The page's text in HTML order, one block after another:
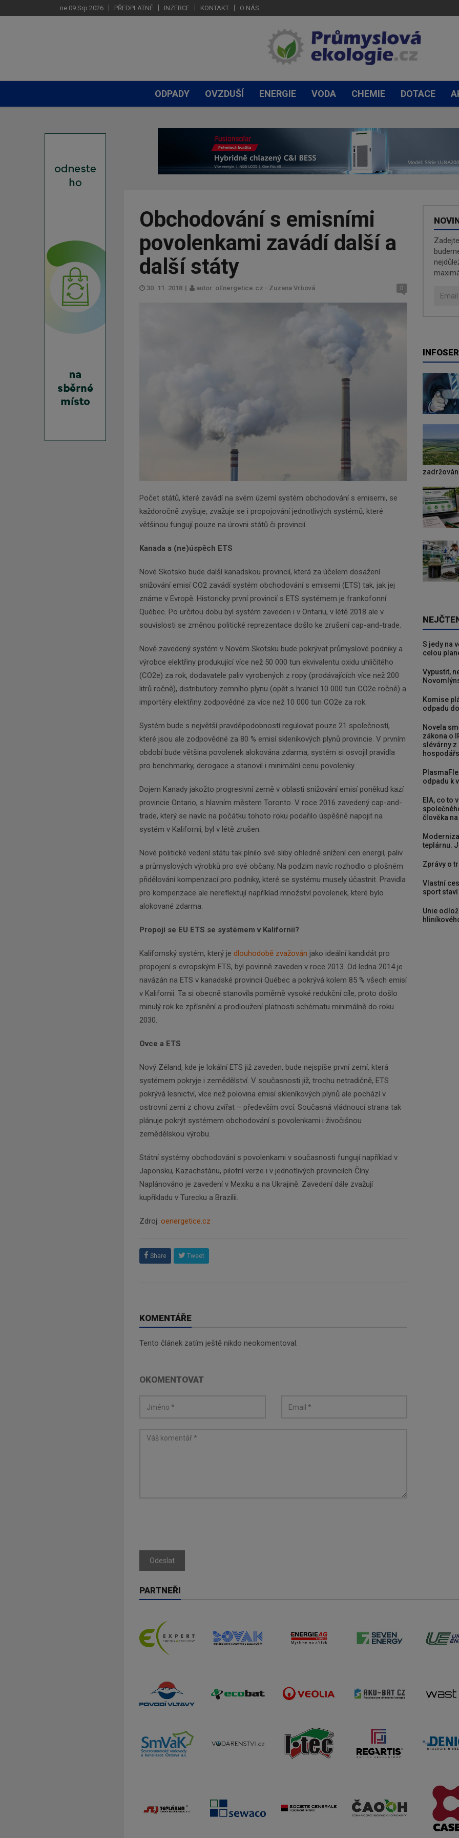
ne 09.Srp 2026 PŘEDPLATNÉ INZERCE KONTAKT O NÁS
ODPADY OVZDUŠÍ ENERGIE VODA CHEMIE DOTACE
Obchodování s emisními
povolenkami zavádí další a
další státy
30. 11. 2018 | autor: oEnergetice.cz - Zuzana Vrbová 0
Počet států, které zavádí na svém území systém obchodování s emisemi, se
každoročně zvyšuje, zvažuje se i propojování jednotlivých systémů, které
většinou fungují pouze na úrovni států či provincií.
Kanada a (ne)úspěch ETS
Nové Skotsko bude další kanadskou provincií, která za účelem dosažení
snižování emisí CO2 zavádí systém obchodování s emisemi (ETS) tak, jak jej
známe v Evropě. Historicky první provincií s ETS systémem je frankofonní
Québec. Po určitou dobu byl systém zaveden i v Ontariu, v létě 2018 ale v
souvislosti se změnou politické reprezentace došlo ke zrušení cap-and-trade.
Nově zavedený systém v Novém Skotsku bude pokrývat průmyslové podniky a
výrobce elektřiny produkující více než 50 000 tun ekvivalentu oxidu uhličitého
(CO2e) za rok, dodavatele paliv vyrobených z ropy (prodávajících více než 200
litrů ročně), distributory zemního plynu (opět s hranicí 10 000 tun CO2e ročně) a
importéry elektřiny zodpovědné za více než 10 000 tun CO2e za rok.
Systém bude s největší pravděpodobností regulovat pouze 21 společností,
které jsou ale zodpovědné za 80 % emisí skleníkových plynů provincie. V prvním
období bude většina povolenek alokována zdarma, systém si osvojil pravidla
pro benchmarky, derogace a stanovil i minimální cenu povolenky.
Dojem Kanady jakožto progresivní země v oblasti snižování emisí poněkud kazí
provincie Ontario, s hlavním městem Toronto. V roce 2016 zavedený cap-and-
trade, který se navíc na počátku tohoto roku podařilo úspěšně napojit na
systém v Kalifornii, byl v létě zrušen.
Nové politické vedení státu tak plnilo své sliby ohledně snížení cen energií, paliv
a průmyslových výrobků pro své občany. Na podzim navíc rozhodlo o plošném
přidělování kompenzací pro podniky, které se systému musely účastnit. Pravidla
pro kompenzace ale nereflektují například množství povolenek, které bylo
alokované zdarma.
Propojí se EU ETS se systémem v Kalifornii?
Kalifornský systém, který je dlouhodobě zvažován jako ideální kandidát pro
propojení s evropským ETS, byl povinně zaveden v roce 2013. Od ledna 2014 je
navázán na ETS v kanadské provincii Québec a pokrývá kolem 85 % všech emisí
v Kalifornii. Ta si obecně stanovila poměrně vysoké redukční cíle, proto došlo
minulý rok ke zpřísnění a prodloužení platnosti schématu minimálně do roku
2030.
Ovce a ETS
Nový Zéland, kde je lokální ETS již zaveden, bude nejspíše první zemí, která
systémem pokryje i zemědělství. V současnosti již, trochu netradičně, ETS
pokrývá lesnictví, více než polovina emisí skleníkových plynů ale pochází v
ostrovní zemi z chovu zvířat – především ovcí. Současná vládnoucí strana tak
plánuje pokrýt systémem obchodování s povolenkami i živočišnou
zemědělskou výrobu.
Státní systémy obchodování s povolenkami v současnosti fungují například v
Japonsku, Kazachstánu, pilotní verze i v jednotlivých provinciích Číny.
Naplánováno je zavedení v Mexiku a na Ukrajině. Zavedení dále zvažují
kupříkladu v Turecku a Brazílii.
Zdroj: oenergetice.cz
Share Tweet
KOMENTÁŘE
Tento článek zatím ještě nikdo neokomentoval.
OKOMENTOVAT
Odeslat
S jedy na
celou
Vypustit,
Komise
odpadu do
Novela
zákona o
slévárny
odpadu k
EIA, co to
člověka
teplárnu.
Zprávy o
Vlastní
sport staví
Unie
PARTNEŘI